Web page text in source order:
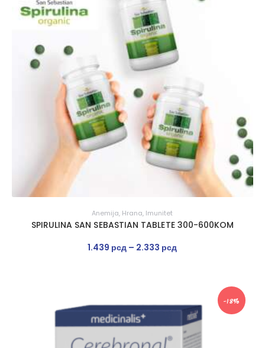
Anemija, Hrana, Imunitet
SPIRULINA SAN SEBASTIAN TABLETE 300-600KOM
1.439 рсд – 2.333 рсд
-18%